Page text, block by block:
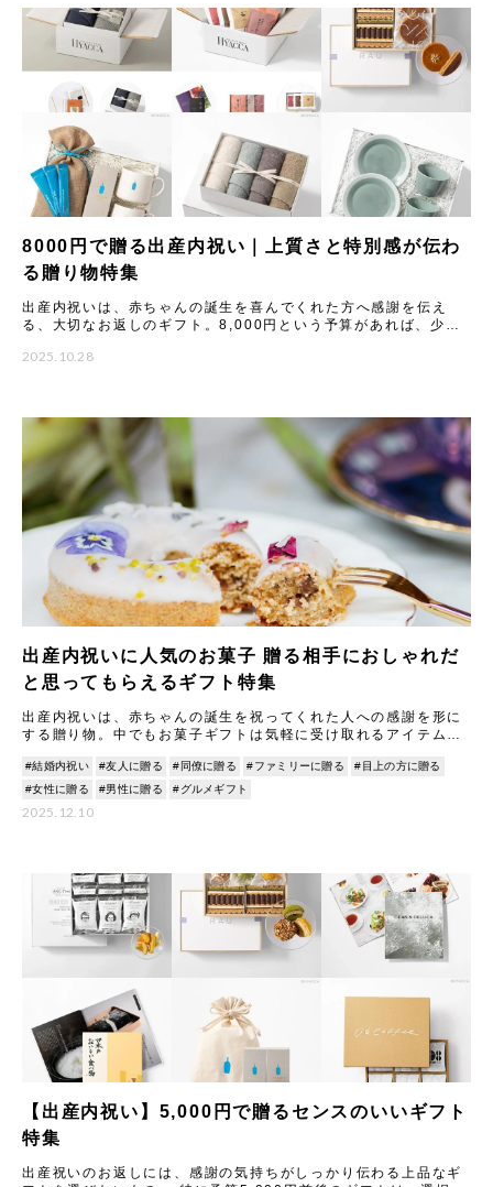
8000円で贈る出産内祝い｜上質さと特別感が伝わ
る贈り物特集
出産内祝いは、赤ちゃんの誕生を喜んでくれた方へ感謝を伝え
る、大切なお返しのギフト。8,000円という予算があれば、少し
てし
2025.10.28
出産内祝いに人気のお菓子 贈る相手におしゃれだ
と思ってもらえるギフト特集
出産内祝いは、赤ちゃんの誕生を祝ってくれた人への感謝を形に
する贈り物。中でもお菓子ギフトは気軽に受け取れるアイテムと
です。
#結婚内祝い #友人に贈る #同僚に贈る #ファミリーに贈る
#目上の方に贈る
#女性に贈る
#男性に贈る #グルメギフト
2025.12.10
【出産内祝い】5,000円で贈るセンスのいいギフト
特集
出産祝いのお返しには、感謝の気持ちがしっかり伝わる上品なギ